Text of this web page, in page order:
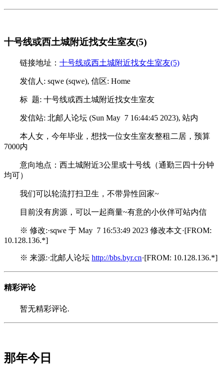
十号线或西土城附近找女生室友(5)
链接地址： 十号线或西土城附近找女生室友(5)
发信人: sqwe (sqwe), 信区: Home
标 题: 十号线或西土城附近找女生室友
发信站: 北邮人论坛 (Sun May 7 16:44:45 2023), 站内
本人女，今年毕业，想找一位女生室友整租二居，预算
7000内
意向地点：西土城附近3公里或十号线（通勤三四十分钟
均可）
我们可以轮流打扫卫生，不带异性回家~
目前没有房源，可以一起商量~有意的小伙伴可站内信
※ 修改:·sqwe 于 May 7 16:53:49 2023 修改本文·[FROM:
10.128.136.*]
※ 来源:·北邮人论坛 http://bbs.byr.cn·[FROM: 10.128.136.*]
精彩评论
暂无精彩评论.
那年今日